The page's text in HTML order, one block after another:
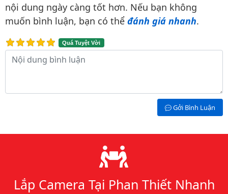
nội dung ngày càng tốt hơn. Nếu bạn không
muốn bình luận, bạn có thể đánh giá nhanh.
Quá Tuyệt Vời
Nội dung bình luận
Gởi Bình Luận
Lý do chọn chúng tôi
Lắp Camera Tại Phan Thiết Nhanh